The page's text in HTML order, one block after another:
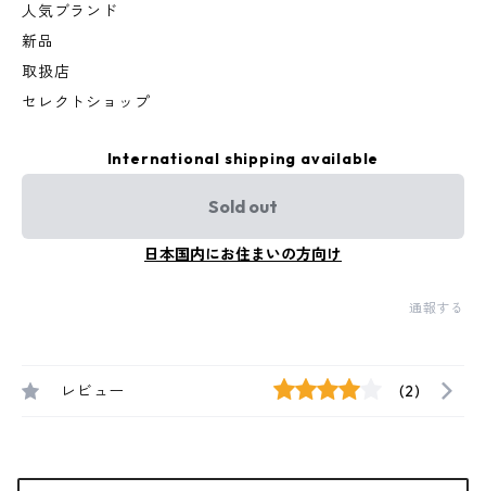
人気ブランド
新品
取扱店
セレクトショップ
International shipping available
Sold out
日本国内にお住まいの方向け
通報する
レビュー (2)